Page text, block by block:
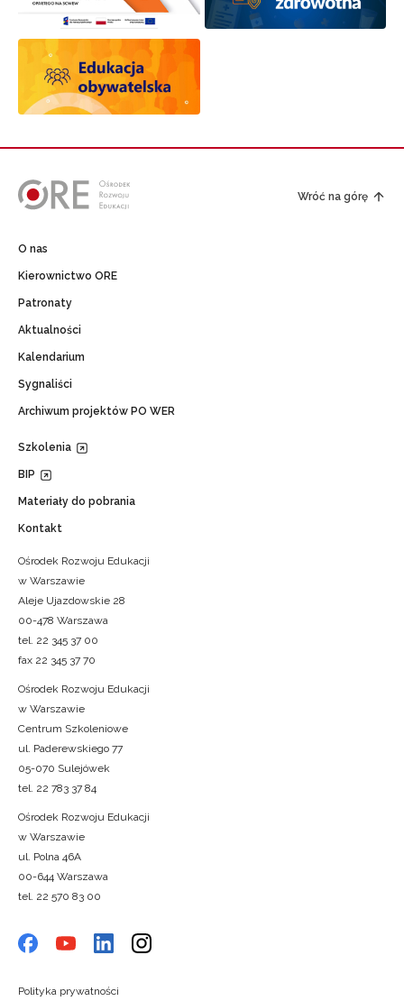
Wróć na górę
O nas
Kierownictwo ORE
Patronaty
Aktualności
Kalendarium
Sygnaliści
Archiwum projektów PO WER
Szkolenia
BIP
Materiały do pobrania
Kontakt
Ośrodek Rozwoju Edukacji
w Warszawie
Aleje Ujazdowskie 28
00-478 Warszawa
tel. 22 345 37 00
fax 22 345 37 70
Ośrodek Rozwoju Edukacji
w Warszawie
Centrum Szkoleniowe
ul. Paderewskiego 77
05-070 Sulejówek
tel. 22 783 37 84
Ośrodek Rozwoju Edukacji
w Warszawie
ul. Polna 46A
00-644 Warszawa
tel. 22 570 83 00
Polityka prywatności